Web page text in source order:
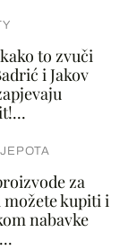
to zvuči
i Jakov
za
možete kupiti i
nabavke